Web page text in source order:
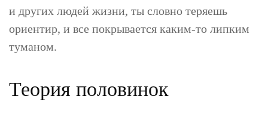
и других людей жизни, ты словно теряешь
ориентир, и все покрывается каким-то липким
туманом.
Теория половинок